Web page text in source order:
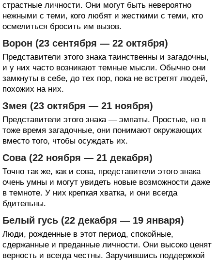
страстные личности. Они могут быть невероятно
нежными с теми, кого любят и жесткими с теми, кто
осмелиться бросить им вызов.
Ворон (23 сентября — 22 октября)
Представители этого знака таинственны и загадочны,
и у них часто возникают темные мысли. Обычно они
замкнуты в себе, до тех пор, пока не встретят людей,
похожих на них.
Змея (23 октября — 21 ноября)
Представители этого знака — эмпаты. Простые, но в
тоже время загадочные, они понимают окружающих
вместо того, чтобы осуждать их.
Сова (22 ноября — 21 декабря)
Точно так же, как и сова, представители этого знака
очень умны и могут увидеть новые возможности даже
в темноте. У них крепкая хватка, и они всегда
бдительны.
Белый гусь (22 декабря — 19 января)
Люди, рожденные в этот период, спокойные,
сдержанные и преданные личности. Они высоко ценят
верность и всегда честны. Заручившись поддержкой